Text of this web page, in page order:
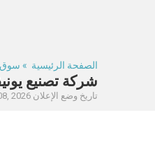
الصفحة الرئيسية » سوق
شركة تصنيع
تاريخ وضع الإعلان Jul 08, 2026 | الزيارات: 26